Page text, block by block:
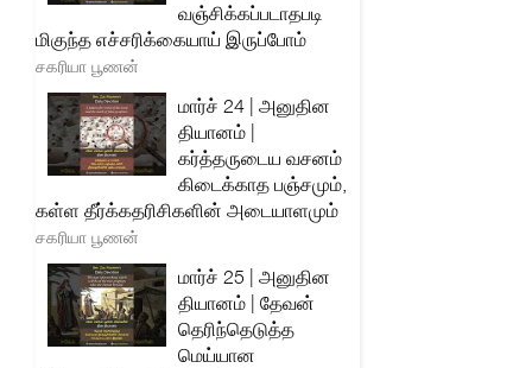
வஞ்சிக்கப்படாதபடி
மிகுந்த எச்சரிக்கையாய் இருப்போம்
சகரியா பூணன்
மார்ச் 24 | அனுதின
தியானம் |
கர்த்தருடைய வசனம்
கிடைக்காத பஞ்சமும்,
கள்ள தீர்க்கதரிசிகளின் அடையாளமும்
சகரியா பூணன்
மார்ச் 25 | அனுதின
தியானம் | தேவன்
தெரிந்தெடுத்த
மெய்யான